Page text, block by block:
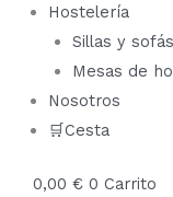
Hostelería
Sillas y
Mesas de
Nosotros
🛒Cesta
0,00 € 0 Carrito